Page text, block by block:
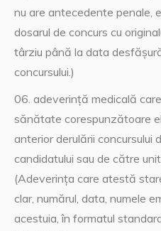
nu are antecedente penale,
dosarul de concurs cu
târziu până la data
concursului.)
adeverinţă medicală
sănătate corespunzătoare
anterior derulării concursului
candidatului sau de către
(Adeverinţa care atestă
clar, numărul, data, numele
acestuia, în formatul